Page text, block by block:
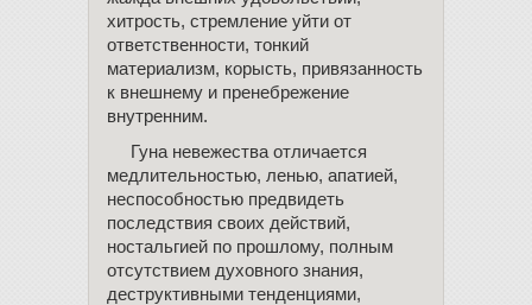
хитрость, стремление уйти от
ответственности, тонкий
материализм, корысть, привязанность
к внешнему и пренебрежение
внутренним.
Гуна невежества отличается
медлительностью, ленью, апатией,
неспособностью предвидеть
последствия своих действий,
ностальгией по прошлому, полным
отсутствием духовного знания,
деструктивными тенденциями,